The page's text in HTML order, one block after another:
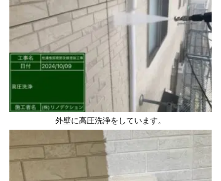
外壁に高圧洗浄をしています。